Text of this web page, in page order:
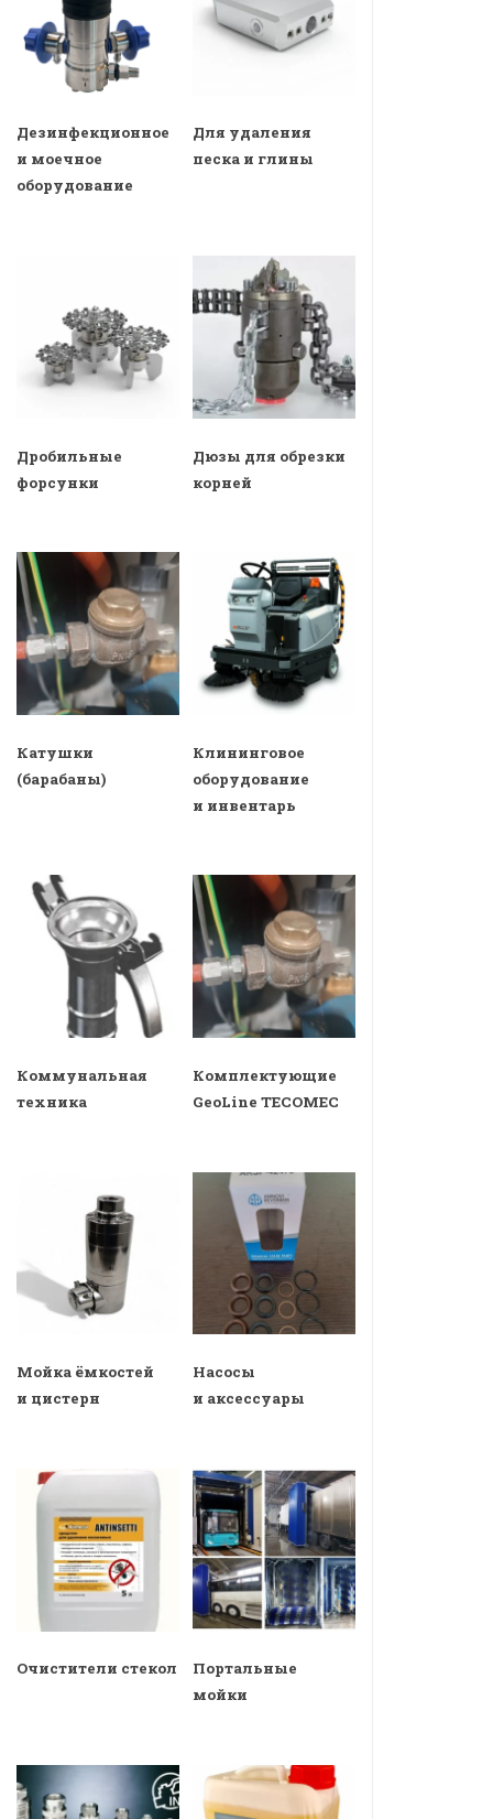
Дезинфекционное
и моечное
оборудование
Для удаления
песка и глины
Дробильные
форсунки
Дюзы для обрезки
корней
Катушки
(барабаны)
Клининговое
оборудование
и инвентарь
Коммунальная
техника
Комплектующие
GeoLine TECOMEC
Мойка ёмкостей
и цистерн
Насосы
и аксессуары
Очистители стекол
Портальные
мойки